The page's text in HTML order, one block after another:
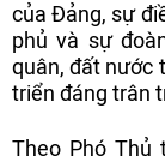
của Đảng, sự
phủ và sự
quân, đất nước
triển đáng trân
Theo Phó Thủ